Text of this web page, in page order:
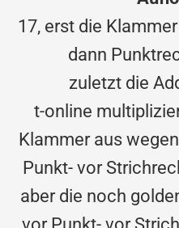
17, erst die
dann
zuletzt die
t-online
Klammer aus
Punkt- vor
aber die noch